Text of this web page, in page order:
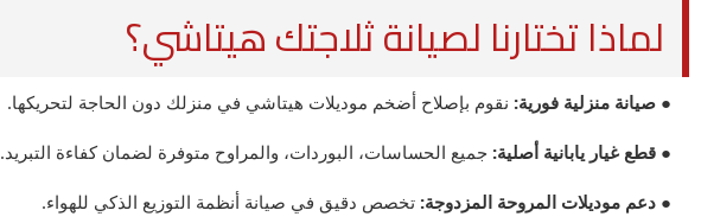
لماذا تختارنا لصيانة ثلاجتك هيتاشي؟
● صيانة منزلية فورية: نقوم بإصلاح أضخم موديلات هيتاشي في منزلك دون الحاجة لتحريكها.
● قطع غيار يابانية أصلية: جميع الحساسات، البوردات، والمراوح متوفرة لضمان كفاءة التبريد.
● دعم موديلات المروحة المزدوجة: تخصص دقيق في صيانة أنظمة التوزيع الذكي للهواء.